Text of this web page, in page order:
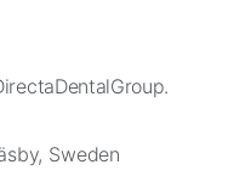
Sweden